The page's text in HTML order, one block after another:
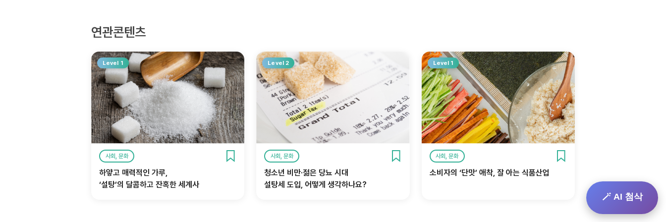
연관콘텐츠
Level 1
사회, 문화
하얗고 매력적인 가루,
‘설탕’의 달콤하고 잔혹한 세계사
Level 2
사회, 문화
청소년 비만·젊은 당뇨 시대
설탕세 도입, 어떻게 생각하나요?
Level 1
사회, 문화
소비자의 ‘단맛’ 애착, 잘 아는 식품산업
🪄 AI 첨삭